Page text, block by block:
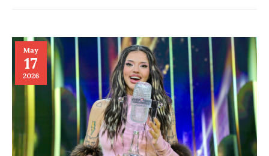
May
17
2026